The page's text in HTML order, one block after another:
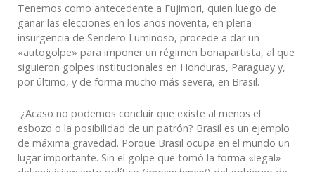
Tenemos como antecedente a Fujimori, quien luego de
ganar las elecciones en los años noventa, en plena
insurgencia de Sendero Luminoso, procede a dar un
«autogolpe» para imponer un régimen bonapartista, al que
siguieron golpes institucionales en Honduras, Paraguay y,
por último, y de forma mucho más severa, en Brasil.
¿Acaso no podemos concluir que existe al menos el
esbozo o la posibilidad de un patrón? Brasil es un ejemplo
de máxima gravedad. Porque Brasil ocupa en el mundo un
lugar importante. Sin el golpe que tomó la forma «legal»